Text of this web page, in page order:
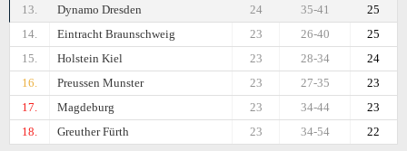
13.
Dynamo Dresden 25
35-41
24
14.
Eintracht Braunschweig 25
26-40
23
15.
Holstein Kiel 24
28-34
23
16.
Preussen Munster 23
27-35
23
17.
Magdeburg 23
34-44
23
18.
Greuther Fürth 22
34-54
23